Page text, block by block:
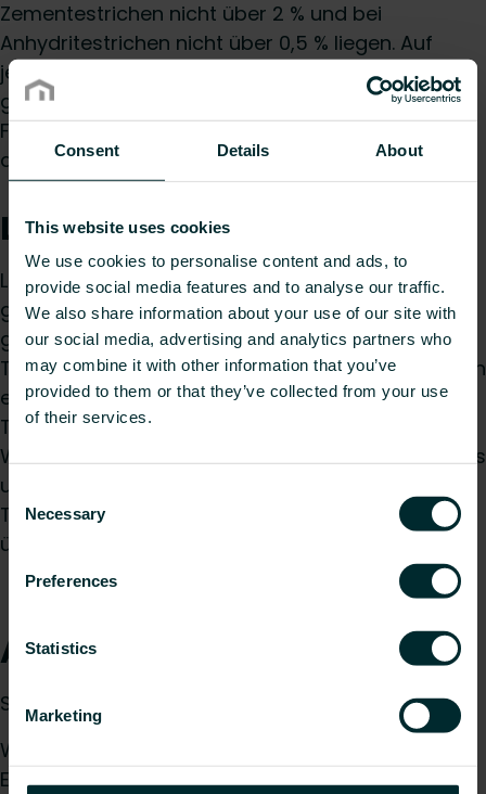
Consent Details About
This website uses cookies
We use cookies to personalise content and ads, to
provide social media features and to analyse our traffic.
We also share information about your use of our site with
our social media, advertising and analytics partners who
may combine it with other information that you’ve
provided to them or that they’ve collected from your use
of their services.
Consent
Selection
Necessary
Preferences
Statistics
Marketing
Zementestrichen nicht über 2 % und bei
Anhydritestrichen nicht über 0,5 % liegen. Auf
jeden Fall sollte die Verwendbarkeit des
gewünschten Parketts in Verbindung mit einer
Fußbodenheizung mit dem Parkettleger
abgestimmt werden.
Laminat
Laminat ist ebenfalls für Fußbodenheizungen
geeignet. Bei der Verlegung sollte jedoch darauf
geachtet werden das keine zusätzliche
Trittschalldämmung zwischen Laminat und Estrich
eingebracht wird. Eine zusätzliche
Trittschalldämmung erhöht nur den
Wärmedurchgangswiderstand des Bodenbelages
und ist wegen der ohnehin guten
Trittschalleigenschaften der Purmo Systeme
überflüssig.
Aufbauhöhen
Sie ist abhängig von folgenden Schichtdicken:
Wärmedämmung
Estrich